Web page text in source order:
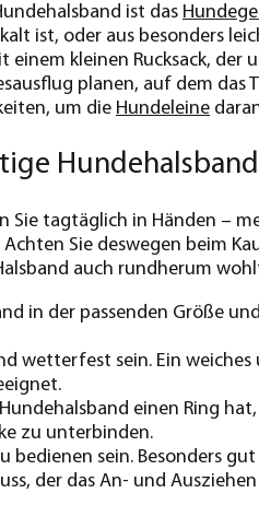
ist das
ist, oder aus besonders
einem kleinen Rucksack, der
planen, auf dem
um die Hundeleine
Sie tagtäglich in Händen –
Sie deswegen beim
auch rundherum
in der passenden Größe
wetterfest sein. Ein
einen Ring
zu unterbinden.
bedienen sein. Besonders
der das An- und